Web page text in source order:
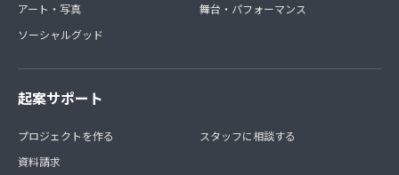
アート・写真
ソーシャルグッド
舞台・パフォーマンス
起案サポート
プロジェクトを作る
資料請求
スタッフに相談する